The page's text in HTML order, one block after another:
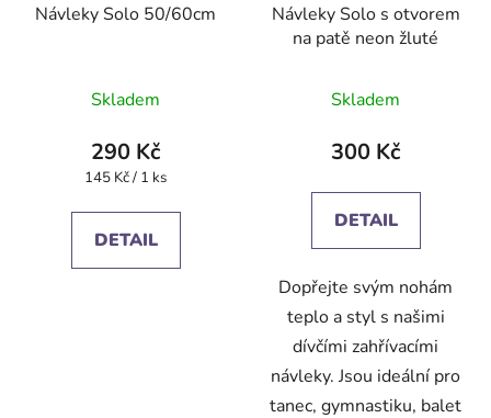
Návleky Solo 50/60cm
Skladem
290 Kč
Měrná
145 Kč / 1 ks
DETAIL
Návleky Solo s otvorem
na patě neon žluté
Skladem
300 Kč
DETAIL
Dopřejte svým nohám
teplo a styl s našimi
dívčími zahřívacími
návleky. Jsou ideální pro
tanec, gymnastiku, balet